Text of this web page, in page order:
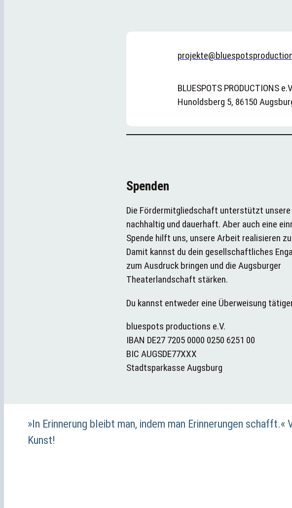
BLUESPOTS PRODUCTIONS
Hunoldsberg 5, 86150
Spenden
Die Fördermitgliedschaft unterstützt
nachhaltig und dauerhaft. Aber auch eine
Spende hilft uns, unsere Arbeit realisieren
Damit kannst du dein gesellschaftliches
zum Ausdruck bringen und die Augsburger
Theaterlandschaft stärken.
Du kannst entweder eine Überweisung
bluespots productions e.V.
IBAN DE27 7205 0000 0250 6251 00
BIC AUGSDE77XXX
Stadtsparkasse Augsburg
»In Erinnerung bleibt man, indem man Erinnerungen schafft.«
Kunst!